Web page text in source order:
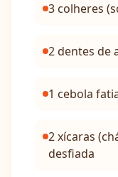
3 colheres
2 dentes de
1 cebola
2 xícaras
desfiada